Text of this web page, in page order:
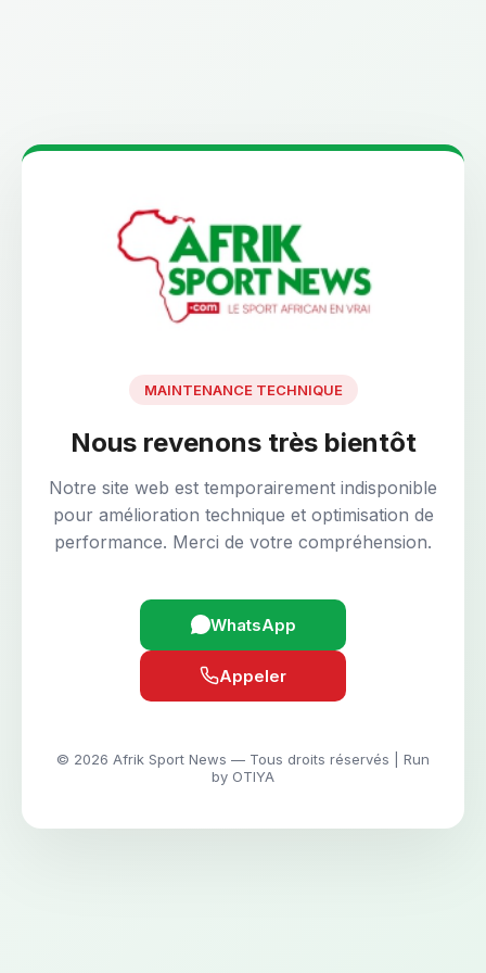
MAINTENANCE TECHNIQUE
Nous revenons très bientôt
Notre site web est temporairement indisponible
pour amélioration technique et optimisation de
performance. Merci de votre compréhension.
WhatsApp
Appeler
© 2026 Afrik Sport News — Tous droits réservés | Run
by OTIYA